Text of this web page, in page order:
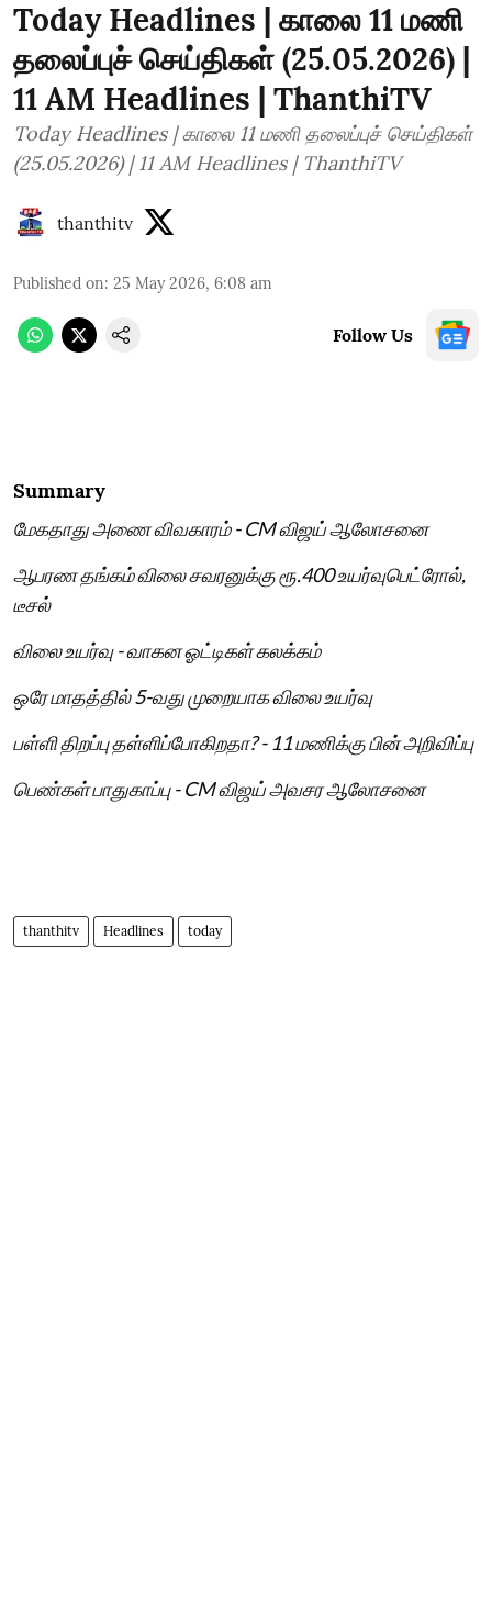
Today Headlines | காலை 11 மணி
தலைப்புச் செய்திகள் (25.05.2026) |
11 AM Headlines | ThanthiTV
Today Headlines | காலை 11 மணி தலைப்புச் செய்திகள்
(25.05.2026) | 11 AM Headlines | ThanthiTV
thanthitv
Published on: 25 May 2026, 6:08 am
Follow Us
Summary
மேகதாது அணை விவகாரம் - CM விஜய் ஆலோசனை
ஆபரண தங்கம் விலை சவரனுக்கு ரூ.400 உயர்வுபெட்ரோல்,
டீசல்
விலை உயர்வு - வாகன ஓட்டிகள் கலக்கம்
ஒரே மாதத்தில் 5-வது முறையாக விலை உயர்வு
பள்ளி திறப்பு தள்ளிப்போகிறதா? - 11 மணிக்கு பின் அறிவிப்பு
பெண்கள் பாதுகாப்பு - CM விஜய் அவசர ஆலோசனை
thanthitv Headlines today